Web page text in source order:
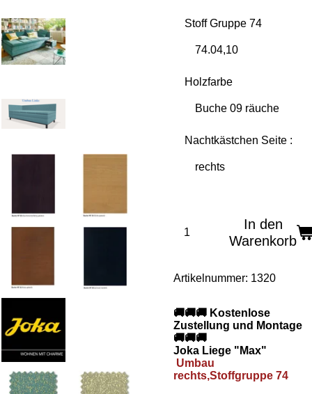
Stoff Gruppe 74
Holzfarbe
Nachtkästchen Seite :
In den
Warenkorb
Artikelnummer: 1320
🚚🚚🚚 Kostenlose
Zustellung und Montage
🚚🚚🚚
Joka Liege "Max"
Umbau
rechts,Stoffgruppe 74